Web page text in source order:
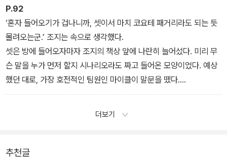
리를 둘러싼 주변 사람들…, 어디든 에너지가 있어요. 그걸 느끼죠, 조
지?”
- 모든 것은 에너지의 문제다
한마디를 건넸습니다.
“네가 먹이를 주는 놈이다.”
- ‘긍정 에너지’가 가진 놀라운 힘
P.92
‘혼자 들어오기가 겁나니까, 셋이서 마치 코요테 패거리라도 되는 듯
몰려오는군.’ 조지는 속으로 생각했다.
셋은 방에 들어오자마자 조지의 책상 앞에 나란히 늘어섰다. 미리 무
슨 말을 누가 먼저 할지 시나리오라도 짜고 들어온 모양이었다. 예상
했던 대로, 가장 호전적인 팀원인 마이클이 말문을 뗐다.
“우리는 팀장님 버스에 타지 않겠습니다. 회사 소식통에 의하면 팀장
조지가 정색을 하며 물었다.
더보기
추천글